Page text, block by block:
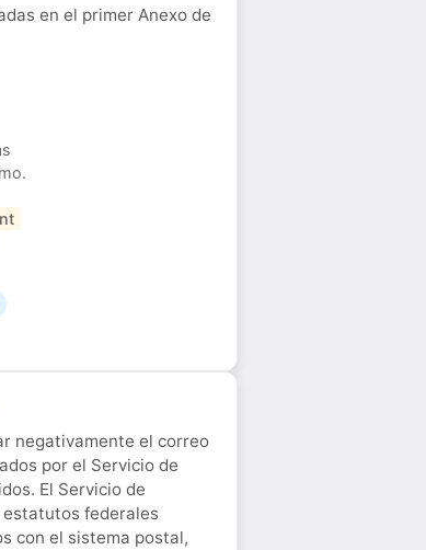
en el primer Anexo de
negativamente el correo
por el Servicio de
El Servicio de
estatutos federales
con el sistema postal,